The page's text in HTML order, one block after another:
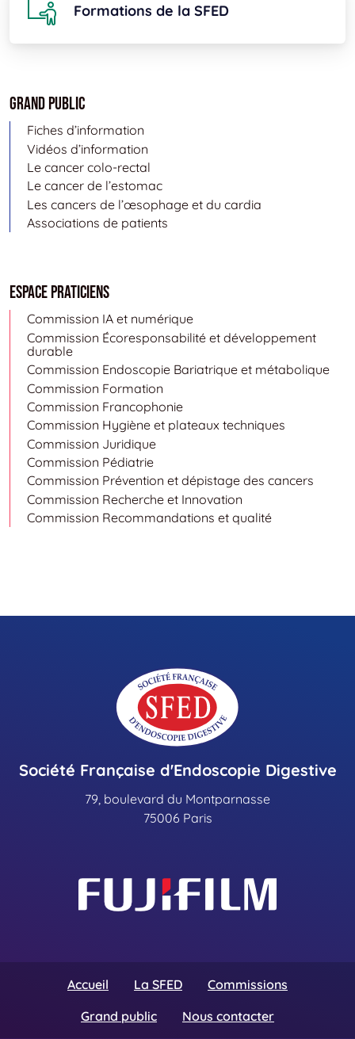
Formations de la SFED
Grand public
Fiches d’information
Vidéos d’information
Le cancer colo-rectal
Le cancer de l’estomac
Les cancers de l’œsophage et du cardia
Associations de patients
Espace Praticiens
Commission IA et numérique
Commission Écoresponsabilité et développement
durable
Commission Endoscopie Bariatrique et métabolique
Commission Formation
Commission Francophonie
Commission Hygiène et plateaux techniques
Commission Juridique
Commission Pédiatrie
Commission Prévention et dépistage des cancers
Commission Recherche et Innovation
Commission Recommandations et qualité
Société Française d'Endoscopie Digestive
79, boulevard du Montparnasse
75006 Paris
Accueil La SFED
Commissions
Grand public
Nous contacter